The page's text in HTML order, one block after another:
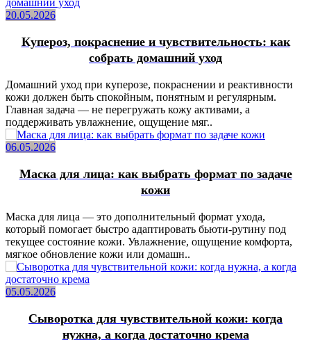
20.05.2026
Купероз, покраснение и чувствительность: как
собрать домашний уход
Домашний уход при куперозе, покраснении и реактивности
кожи должен быть спокойным, понятным и регулярным.
Главная задача — не перегружать кожу активами, а
поддерживать увлажнение, ощущение мяг..
06.05.2026
Маска для лица: как выбрать формат по задаче
кожи
Маска для лица — это дополнительный формат ухода,
который помогает быстро адаптировать бьюти-рутину под
текущее состояние кожи. Увлажнение, ощущение комфорта,
мягкое обновление кожи или домашн..
05.05.2026
Сыворотка для чувствительной кожи: когда
нужна, а когда достаточно крема